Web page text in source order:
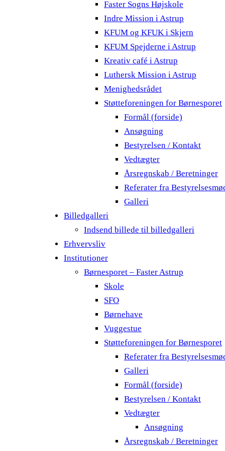
Faster Sogns Højskole
Indre Mission i Astrup
KFUM og KFUK i Skjern
KFUM Spejderne i Astrup
Kreativ café i Astrup
Luthersk Mission i Astrup
Menighedsrådet
Støtteforeningen for Børnesporet
Formål (forside)
Ansøgning
Bestyrelsen / Kontakt
Vedtægter
Årsregnskab / Beretninger
Referater fra
Galleri
Billedgalleri
Indsend billede til billedgalleri
Erhvervsliv
Institutioner
Børnesporet – Faster Astrup
Skole
SFO
Børnehave
Vuggestue
Støtteforeningen for Børnesporet
Referater fra
Galleri
Formål (forside)
Bestyrelsen / Kontakt
Vedtægter
Ansøgning
Årsregnskab / Beretninger